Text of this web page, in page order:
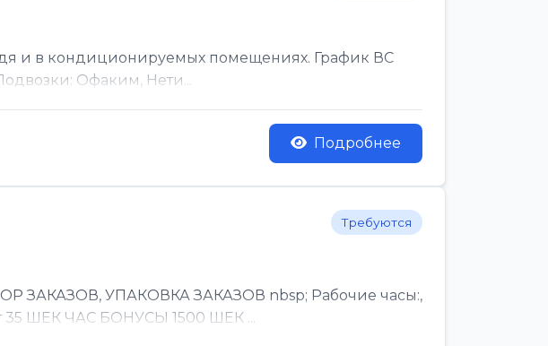
и в кондиционируемых помещениях. График ВС
Офаким, Нети...
Подробнее
Требуются
УПАКОВКА ЗАКАЗОВ nbsp; Рабочие часы:,
35 ШЕК ЧАС БОНУСЫ 1500 ШЕК ...